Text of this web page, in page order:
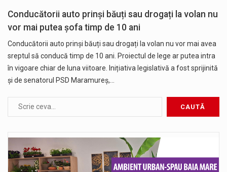
Conducătorii auto prinși băuți sau drogați la volan nu
vor mai putea șofa timp de 10 ani
Conducătorii auto prinși băuți sau drogați la volan nu vor mai avea
sreptul să conducă timp de 10 ani. Proiectul de lege ar putea intra
în vigoare chiar de luna viitoare. Inițiativa legislativă a fost sprijinită
și de senatorul PSD Maramureș,…